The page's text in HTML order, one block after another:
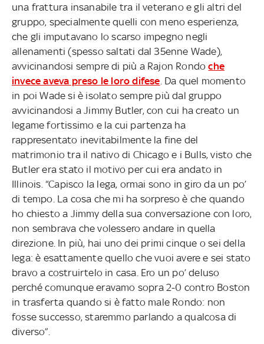
una frattura insanabile tra il veterano e gli altri del
gruppo, specialmente quelli con meno esperienza,
che gli imputavano lo scarso impegno negli
allenamenti (spesso saltati dal 35enne Wade),
avvicinandosi sempre di più a Rajon Rondoche
invece aveva preso le loro difese . Da quel momento
in poi Wade si è isolato sempre più dal gruppo
avvicinandosi a Jimmy Butler, con cui ha creato un
legame fortissimo e la cui partenza ha
rappresentato inevitabilmente la fine del
matrimonio tra il nativo di Chicago e i Bulls, visto che
Butler era stato il motivo per cui era andato in
Illinois. “Capisco la lega, ormai sono in giro da un po’
di tempo. La cosa che mi ha sorpreso è che quando
ho chiesto a Jimmy della sua conversazione con loro,
non sembrava che volessero andare in quella
direzione. In più, hai uno dei primi cinque o sei della
lega: è esattamente quello che vuoi avere e sei stato
bravo a costruirtelo in casa. Ero un po’ deluso
perché comunque eravamo sopra 2-0 contro Boston
in trasferta quando si è fatto male Rondo: non
fosse successo, staremmo parlando a qualcosa di
diverso”.